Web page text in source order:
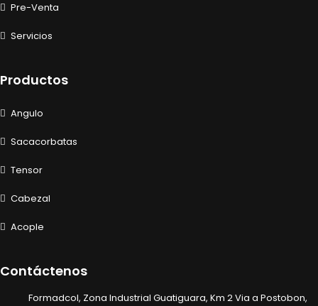
Pre-Venta
Servicios
Productos
Angulo
Sacacorbatas
Tensor
Cabezal
Acople
Contáctenos
Formadcol, Zona Industrial Guatiguara, Km 2 Via a Postobon,